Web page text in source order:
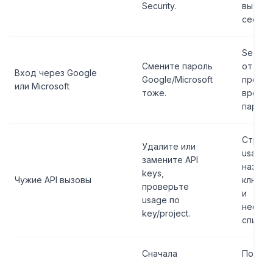
Security.
сессий.
Вход через Google
или Microsoft
Смените пароль
Google/Microsoft
тоже.
от
время
Чужие API вызовы
Удалите или
замените API
keys,
проверьте
usage по
key/project.
Строки
usage,
и
Сначала